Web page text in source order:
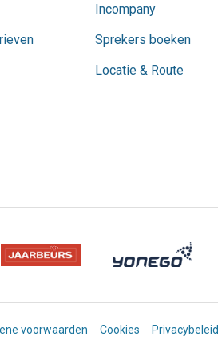
Incompany
Sprekers boeken
Locatie & Route
voorwaarden Cookies Privacybeleid